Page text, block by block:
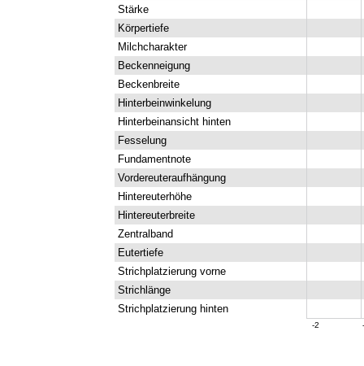
Stärke
Körpertiefe
Milchcharakter
Beckenneigung
Beckenbreite
Hinterbeinwinkelung
Hinterbeinansicht hinten
Fesselung
Fundamentnote
Vordereuteraufhängung
Hintereuterhöhe
Hintereuterbreite
Zentralband
Eutertiefe
Strichplatzierung vorne
Strichlänge
Strichplatzierung hinten
-2